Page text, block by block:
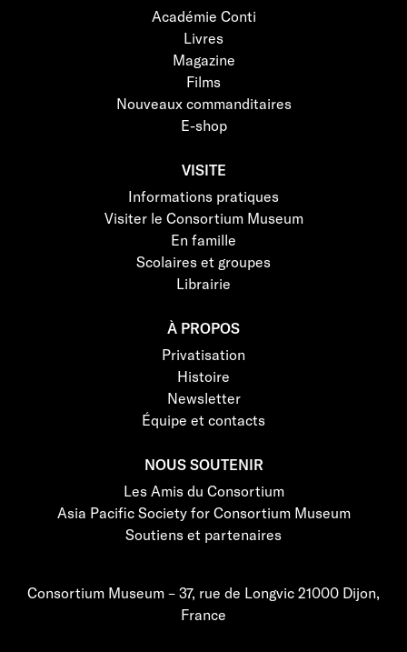
Académie Conti
Livres
Magazine
Films
Nouveaux commanditaires
E-shop
VISITE
Informations pratiques
Visiter le Consortium Museum
En famille
Scolaires et groupes
Librairie
À PROPOS
Privatisation
Histoire
Newsletter
Équipe et contacts
NOUS SOUTENIR
Les Amis du Consortium
Asia Pacific Society for Consortium Museum
Soutiens et partenaires
Consortium Museum – 37, rue de Longvic 21000 Dijon,
France